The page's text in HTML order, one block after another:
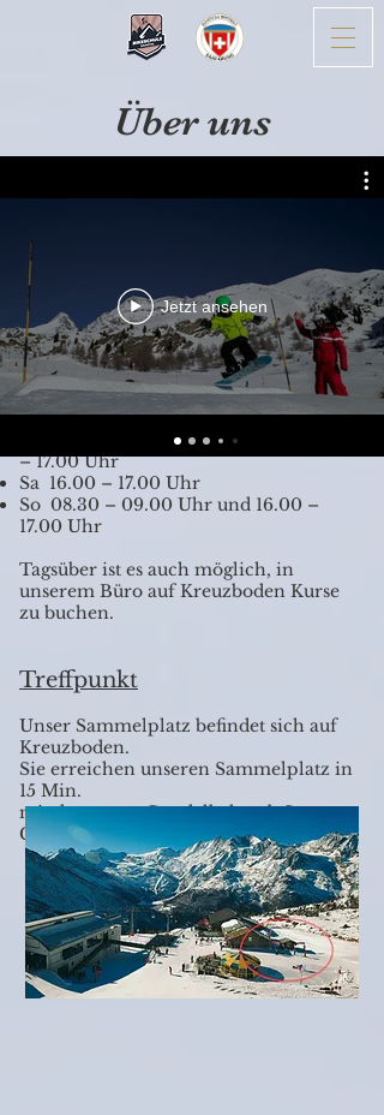
Über uns
Jetzt ansehen
Skischulbüro
Unser Büro befindet sich bei der
Talstation der Bergbahnen Hohsaas.
Öffnungszeiten:
Mo/Di 08.30 – 09.00 Uhr und 16.00
– 17.00 Uhr
Sa 16.00 – 17.00 Uhr
So 08.30 – 09.00 Uhr und 16.00 –
17.00 Uhr
Tagsüber ist es auch möglich, in
unserem Büro auf Kreuzboden Kurse
zu buchen.
Treffpunkt
Unser Sammelplatz befindet sich auf
Kreuzboden.
Sie erreichen unseren Sammelplatz in
15 Min.
mit der ersten Gondelbahn ab Saas-
Grund.